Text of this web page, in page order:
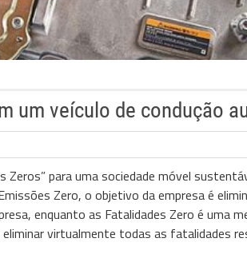
um veículo de condução
Zeros” para uma sociedade móvel
Zero, o objetivo da empresa é
enquanto as Fatalidades Zero é uma
virtualmente todas as fatalidades